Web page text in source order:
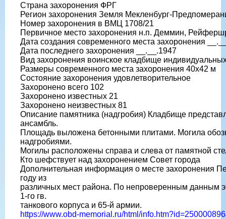
Страна захоронения ФРГ
Регион захоронения Земля Мекленбург-
Номер захоронения в ВМЦ 1708/21
Первичное место захоронения н.п. Деммин,
Дата создания современного места захоронения
Дата последнего захоронения __.__.1947
Вид захоронения воинское кладбище
Размеры современного места захоронения 40х42 м
Состояние захоронения удовлетворительное
Захоронено всего 102
Захоронено известных 21
Захоронено неизвестных 81
Описание памятника (надгробия) Кладбище
ансамбль.
Площадь выложена бетонными плитами. Могила
надгробиями.
Могилы расположены справа и слева от памятной
Кто шефствует над захоронением Совет города
Дополнительная информация о месте захоронения
году из
различных мест района. По непроверенным данным
1-го гв.
танкового корпуса и 65-й армии.
https://www.obd-memorial.ru/html/